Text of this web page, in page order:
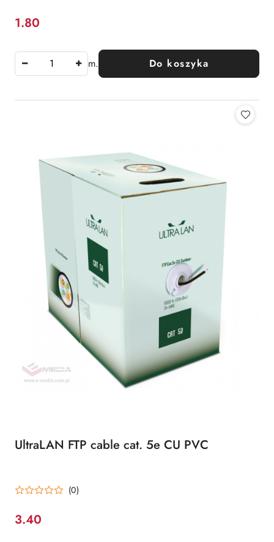
Cena:
1.80
m. Do koszyka
UltraLAN FTP cable cat. 5e CU PVC
(0)
Cena:
3.40